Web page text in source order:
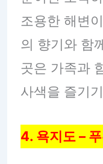
조용한 해변
의 향기와 함
곳은 가족과
사색을 즐기
4. 욕지도 –